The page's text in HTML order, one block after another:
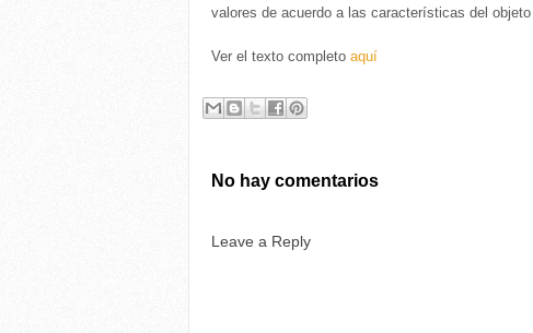
valores de acuerdo a las características del
Ver el texto completo aquí
No hay comentarios
Leave a Reply